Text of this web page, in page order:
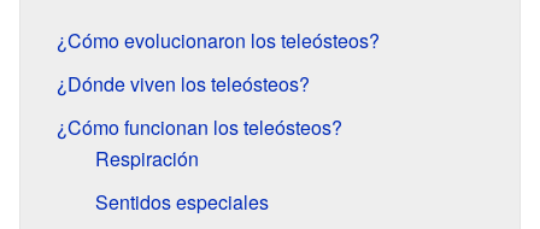
¿Cómo evolucionaron los teleósteos?
¿Dónde viven los teleósteos?
¿Cómo funcionan los teleósteos?
Respiración
Sentidos especiales